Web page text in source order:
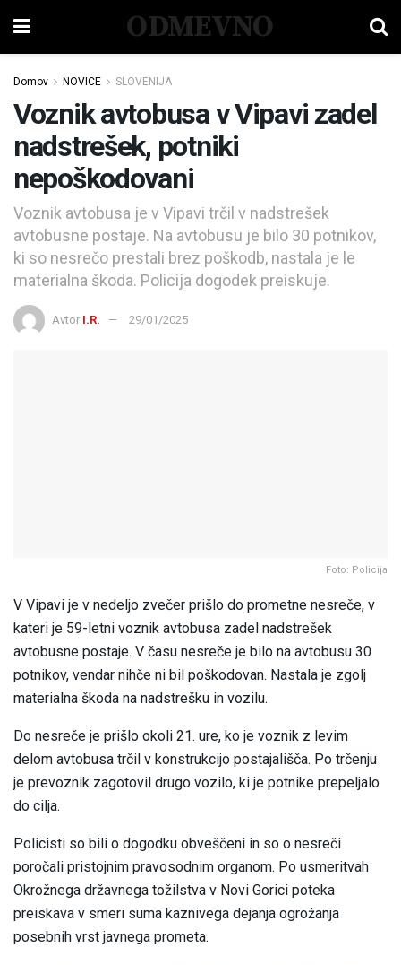
ODMEVNO
Domov NOVICE SLOVENIJA
Voznik avtobusa v Vipavi zadel
nadstrešek, potniki
nepoškodovani
Voznik avtobusa je v Vipavi trčil v nadstrešek
avtobusne postaje. Na avtobusu je bilo 30 potnikov,
ki so nesrečo prestali brez poškodb, nastala je le
materialna škoda. Policija dogodek preiskuje.
Avtor I.R. 29/01/2025
Foto: Policija
V Vipavi je v nedeljo zvečer prišlo do prometne nesreče, v
kateri je 59-letni voznik avtobusa zadel nadstrešek
avtobusne postaje. V času nesreče je bilo na avtobusu 30
potnikov, vendar nihče ni bil poškodovan. Nastala je zgolj
materialna škoda na nadstrešku in vozilu.
Do nesreče je prišlo okoli 21. ure, ko je voznik z levim
delom avtobusa trčil v konstrukcijo postajališča. Po trčenju
je prevoznik zagotovil drugo vozilo, ki je potnike prepeljalo
do cilja.
Policisti so bili o dogodku obveščeni in so o nesreči
poročali pristojnim pravosodnim organom. Po usmeritvah
Okrožnega državnega tožilstva v Novi Gorici poteka
preiskava v smeri suma kaznivega dejanja ogrožanja
posebnih vrst javnega prometa.